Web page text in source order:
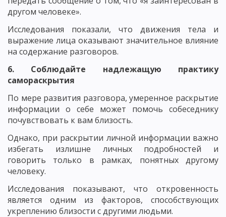
другом человеке».
Исследования показали, что движения тела и
выражение лица оказывают значительное влияние
на содержание разговоров.
6. Соблюдайте надлежащую практику
самораскрытия
По мере развития разговора, умеренное раскрытие
информации о себе может помочь собеседнику
почувствовать к вам близость.
Однако, при раскрытии личной информации важно
избегать излишне личных подробностей и
говорить только в рамках, понятных другому
человеку.
Исследования показывают, что откровенность
является одним из факторов, способствующих
укреплению близости с другими людьми.